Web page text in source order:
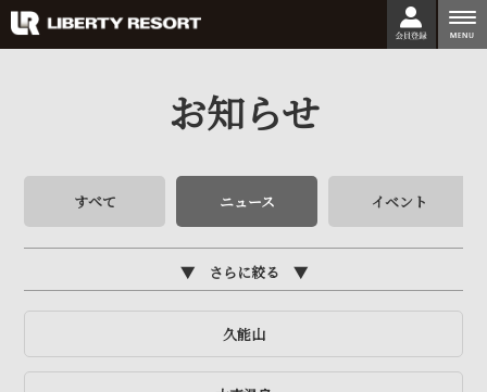
お知らせ
すべて ニュース イベント
さらに絞る
久能山